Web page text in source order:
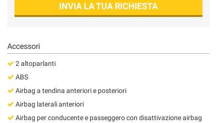
INVIA LA TUA RICHIESTA
Accessori
2 altoparlanti
ABS
Airbag a tendina anteriori e posteriori
Airbag laterali anteriori
Airbag per conducente e passeggero con disattivazione airbag
cookie
Salva
le
impostazioni